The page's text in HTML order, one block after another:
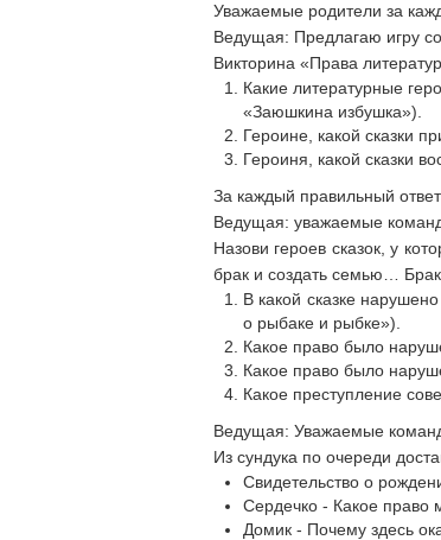
Уважаемые родители за
Ведущая: Предлагаю игру
Викторина «Права
Какие литературные
«Заюшкина избушка»).
Героине, какой сказки
Героиня, какой сказки
За каждый правильный
Ведущая: уважаемые
Назови героев сказок, у
брак и создать семью…
В какой сказке
о рыбаке и рыбке»).
Какое право было
Какое право было
Какое преступление
Ведущая: Уважаемые
Из сундука по очереди
Свидетельство о
Сердечко - Какое право
Домик - Почему здесь